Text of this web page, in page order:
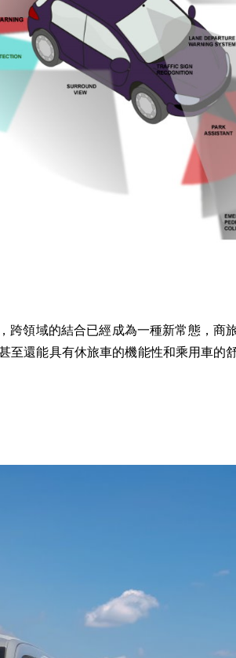
跨領域的結合已經成為一種新常態，商
還能具有休旅車的機能性和乘用車的